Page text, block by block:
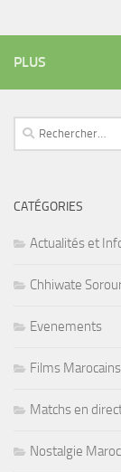
PLUS
Rechercher :
CATÉGORIES
Actualités et
Chhiwate
Evenements
Films Marocains
Matchs en
Nostalgie Maroc